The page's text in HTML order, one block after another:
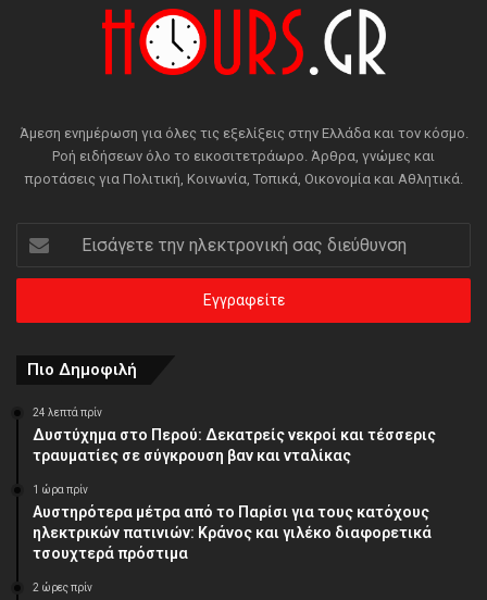
Άμεση ενημέρωση για όλες τις εξελίξεις στην Ελλάδα και τον κόσμο.
Ροή ειδήσεων όλο το εικοσιτετράωρο. Άρθρα, γνώμες και
προτάσεις για Πολιτική, Κοινωνία, Τοπικά, Οικονομία και Αθλητικά.
Εισάγετε
την
ηλεκτρονική
διεύθυνση
Πιο Δημοφιλή
24 λεπτά πρίν
Δυστύχημα στο Περού: Δεκατρείς νεκροί και τέσσερις
τραυματίες σε σύγκρουση βαν και νταλίκας
1 ώρα πρίν
Αυστηρότερα μέτρα από το Παρίσι για τους κατόχους
ηλεκτρικών πατινιών: Κράνος και γιλέκο διαφορετικά
τσουχτερά πρόστιμα
2 ώρες πρίν